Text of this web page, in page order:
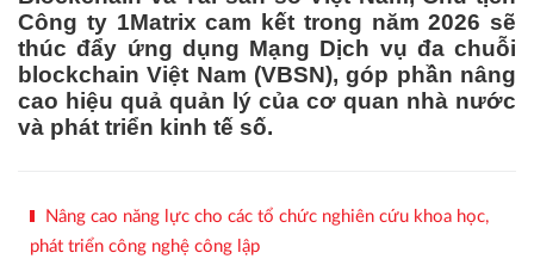
Công ty 1Matrix cam kết trong năm 2026 sẽ
thúc đẩy ứng dụng Mạng Dịch vụ đa chuỗi
blockchain Việt Nam (VBSN), góp phần nâng
cao hiệu quả quản lý của cơ quan nhà nước
và phát triển kinh tế số.
Nâng cao năng lực cho các tổ chức nghiên cứu khoa học,
phát triển công nghệ công lập